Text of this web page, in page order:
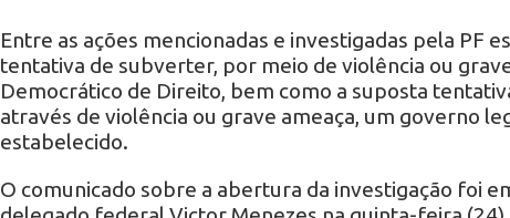
Entre as ações mencionadas e investigadas pela PF
tentativa de subverter, por meio de violência ou
Democrático de Direito, bem como a suposta
através de violência ou grave ameaça, um governo
estabelecido.
O comunicado sobre a abertura da investigação foi